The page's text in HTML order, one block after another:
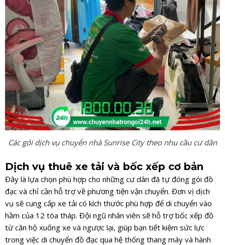
Các gói dịch vụ chuyển nhà Sunrise City theo nhu cầu cư dân
Dịch vụ thuê xe tải và bốc xếp cơ bản
Đây là lựa chọn phù hợp cho những cư dân đã tự đóng gói đồ
đạc và chỉ cần hỗ trợ về phương tiện vận chuyển. Đơn vị dịch
vụ sẽ cung cấp xe tải có kích thước phù hợp để di chuyển vào
hầm của 12 tòa tháp. Đội ngũ nhân viên sẽ hỗ trợ bốc xếp đồ
từ căn hộ xuống xe và ngược lại, giúp bạn tiết kiệm sức lực
trong việc di chuyển đồ đạc qua hệ thống thang máy và hành